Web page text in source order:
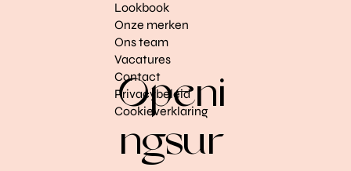
d in
Lookbook
Onze merken
Ons team
Vacatures
Contact
Privacybeleid
Cookieverklaring
Openi
ngsur